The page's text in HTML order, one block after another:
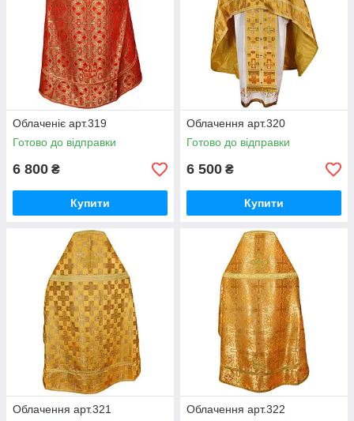
Облаченіє арт.319
Готово до відправки
6 800 ₴
Купити
Облачення арт.320
Готово до відправки
6 500 ₴
Купити
Облачення арт.321
Облачення арт.322